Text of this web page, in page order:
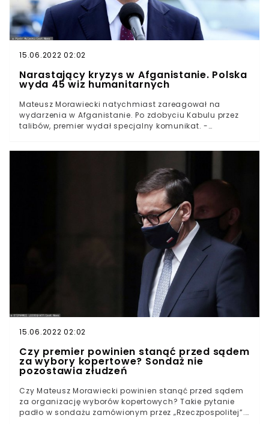
15.06.2022 02:02
Narastający kryzys w Afganistanie. Polska
wyda 45 wiz humanitarnych
Mateusz Morawiecki natychmiast zareagował na
wydarzenia w Afganistanie. Po zdobyciu Kabulu przez
talibów, premier wydał specjalny komunikat. -
humanitarnych dla przebywających w Afganistanie
osób, które współpracowały z Polską.- W Święto Wojska
Polskiego nie zapominamy o sojusznikach, zwłaszcza
tych w największej potrzebie - przekonuje Mateusz
15.06.2022 02:02
Czy premier powinien stanąć przed sądem
za wybory kopertowe? Sondaż nie
pozostawia złudzeń
Czy Mateusz Morawiecki powinien stanąć przed sądem
za organizację wyborów kopertowych? Takie pytanie
padło w sondażu zamówionym przez „Rzeczpospolitej”.